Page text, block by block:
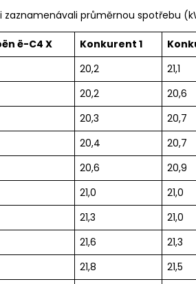
zaznamenávali průměrnou spotřebu
ë-C4 X Konkurent 1
20,2
21,1
20,2
20,6
20,3
20,7
20,4
20,7
20,6
20,9
21,0
21,0
21,3
21,0
21,6
21,3
21,8
21,5